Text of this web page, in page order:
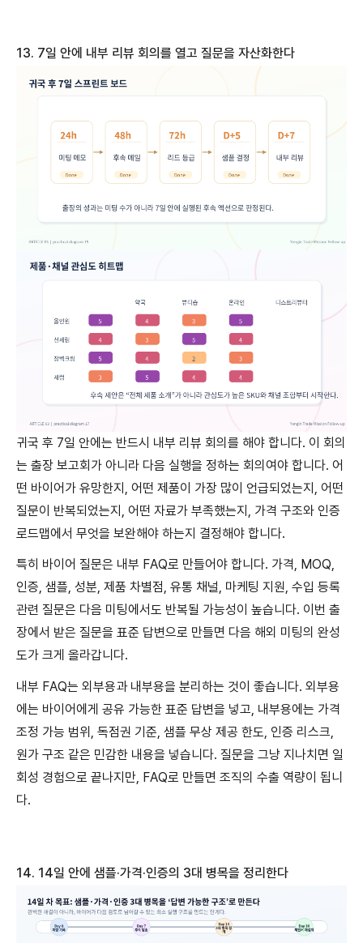
13. 7일 안에 내부 리뷰 회의를 열고 질문을 자산화한다
귀국 후 7일 안에는 반드시 내부 리뷰 회의를 해야 합니다. 이 회의
는 출장 보고회가 아니라 다음 실행을 정하는 회의여야 합니다. 어
떤 바이어가 유망한지, 어떤 제품이 가장 많이 언급되었는지, 어떤
질문이 반복되었는지, 어떤 자료가 부족했는지, 가격 구조와 인증
로드맵에서 무엇을 보완해야 하는지 결정해야 합니다.
특히 바이어 질문은 내부 FAQ로 만들어야 합니다. 가격, MOQ,
인증, 샘플, 성분, 제품 차별점, 유통 채널, 마케팅 지원, 수입 등록
관련 질문은 다음 미팅에서도 반복될 가능성이 높습니다. 이번 출
장에서 받은 질문을 표준 답변으로 만들면 다음 해외 미팅의 완성
도가 크게 올라갑니다.
내부 FAQ는 외부용과 내부용을 분리하는 것이 좋습니다. 외부용
에는 바이어에게 공유 가능한 표준 답변을 넣고, 내부용에는 가격
조정 가능 범위, 독점권 기준, 샘플 무상 제공 한도, 인증 리스크,
원가 구조 같은 민감한 내용을 넣습니다. 질문을 그냥 지나치면 일
회성 경험으로 끝나지만, FAQ로 만들면 조직의 수출 역량이 됩니
다.
14. 14일 안에 샘플·가격·인증의 3대 병목을 정리한다